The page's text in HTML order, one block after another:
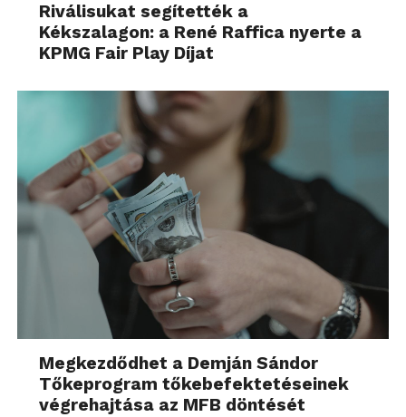
Riválisukat segítették a
Kékszalagon: a René Raffica nyerte a
KPMG Fair Play Díjat
Megkezdődhet a Demján Sándor
Tőkeprogram tőkebefektetéseinek
végrehajtása az MFB döntését